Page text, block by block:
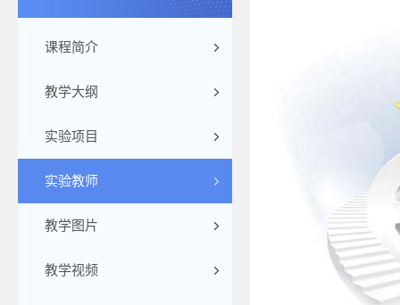
课程简介
教学大纲
实验项目
实验教师
教学图片
教学视频